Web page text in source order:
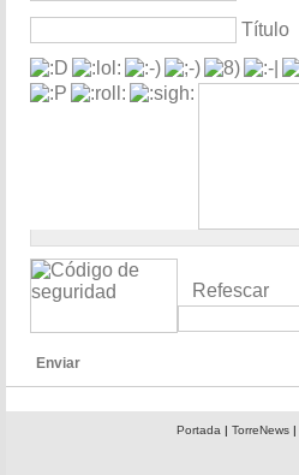
Título
Refescar
Enviar
Portada| TorreNews|